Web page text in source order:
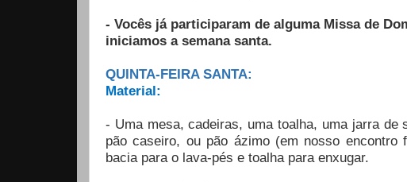
- Vocês já participaram de alguma Missa de
iniciamos a semana santa.
QUINTA-FEIRA SANTA:
Material:
- Uma mesa, cadeiras, uma toalha, uma jarra
pão caseiro, ou pão ázimo (em nosso
bacia para o lava-pés e toalha para enxugar.